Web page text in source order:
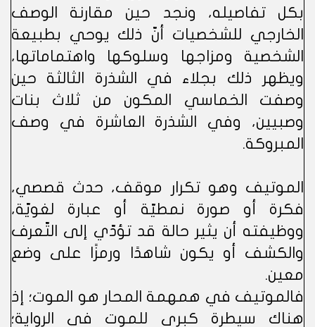
بكل تفاصيله، ونجد حين مقارنة الوصف
الخارجي للشخصيات أنّ ذلك يوحي بطبيعة
الشخصية ومزاجها وسلوكها واهتماماتها،
ويظهر ذلك بجلاء في الشذرة الثالثة حين
وصفت الخماسي المكون من ثلاث بنات
وصبيين، وفي الشذرة العاشرة في وصف
المبروكة.
الموتيف وهو تكرار موقف، حدث قصصي،
فكرة أو صورة نمطيّة أو عبارة لغويّة،
ووظيفته أن يثير حالة قد تؤدّي إلى التّعرف
والكشف أو يكون شاهدًا ورمزًا على وضع
معين.
فالموتيف في همهمة المحار هو الموت؛ إذ
هناك سيطرة كبرى للموت في الرواية؛